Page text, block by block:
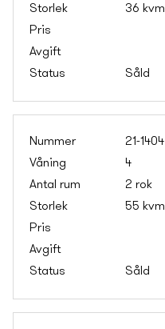
36 kvm
Såld
21-1404
4
2 rok
55 kvm
Såld